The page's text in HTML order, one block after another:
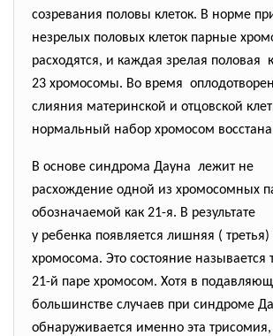
созревания половы клеток. В норме
незрелых половых клеток парные
расходятся, и каждая зрелая половая
23 хромосомы. Во время
слияния материнской и отцовской
нормальный набор хромосом
В основе синдрома Дауна лежит не
расхождение одной из хромосомных
обозначаемой как 21-я. В результате
у ребенка появляется лишняя ( третья)
хромосома. Это состояние называется
21-й паре хромосом. Хотя в
большинстве случаев при синдроме
обнаруживается именно эта